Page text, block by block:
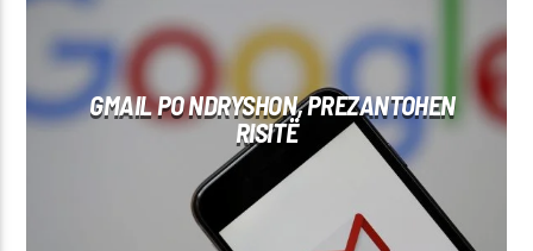
GMAIL PO NDRYSHON, PREZANTOHEN
RISITË